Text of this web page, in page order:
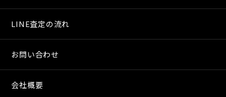
LINE査定の流れ
お問い合わせ
会社概要